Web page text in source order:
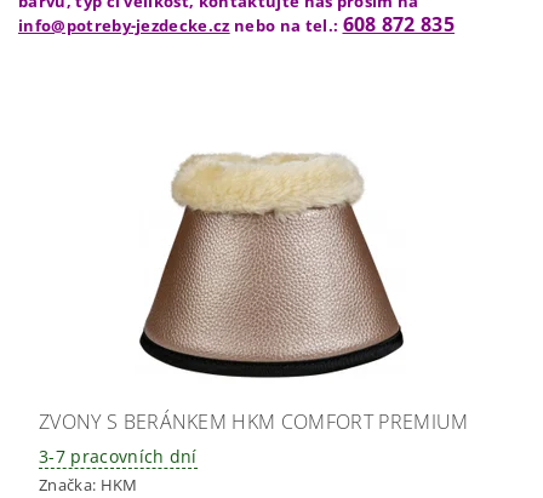
info@potreby-jezdecke.cz nebo na tel.: 608 872 835
ZVONY S BERÁNKEM HKM COMFORT PREMIUM
3-7 pracovních dní
Značka: HKM